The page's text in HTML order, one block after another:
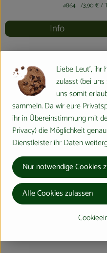
Veranstaltungen
#864 3,90 €/
Info
Info
Produktdatenblatt
Herkunft
Hersteller:
Deutschland
Liebe Leut', ihr
zulasst (bei
uns somit
sammeln. Da wir eure
ihr in Übereinstimmung mit
Privacy) die Möglichkeit
Dienstleister ihr Daten
Nur notwendige Cookies
Alle Cookies zulassen